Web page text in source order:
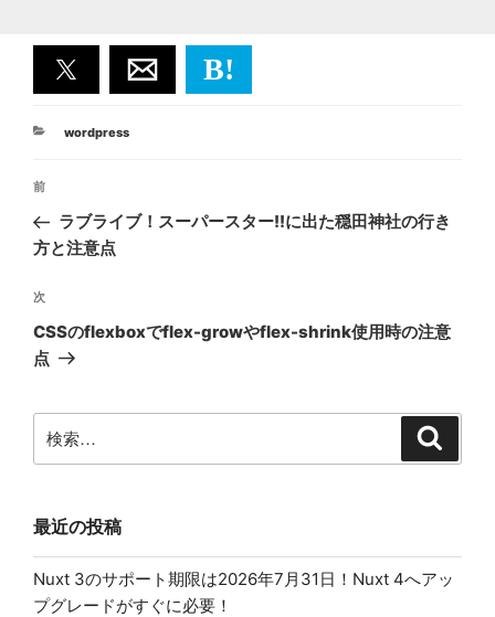
B!
カ
ー
wordpress
投
ナ
ゲ
ー
シ
ン
前
の
投
前
ラブライブ！スーパースター!!に出た穏田神社の行き
方と注意点
次
の
投
次
CSSのflexboxでflex-growやflex-shrink使用時の注意
点
索:
最近の投稿
Nuxt 3のサポート期限は2026年7月31日！Nuxt 4へアッ
プグレードがすぐに必要！